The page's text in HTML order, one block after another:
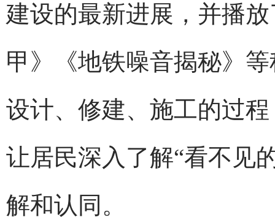
建设的最新进展，并播
甲》《地铁噪音揭秘》
设计、修建、施工的过
让居民深入了解“看不见
解和认同。